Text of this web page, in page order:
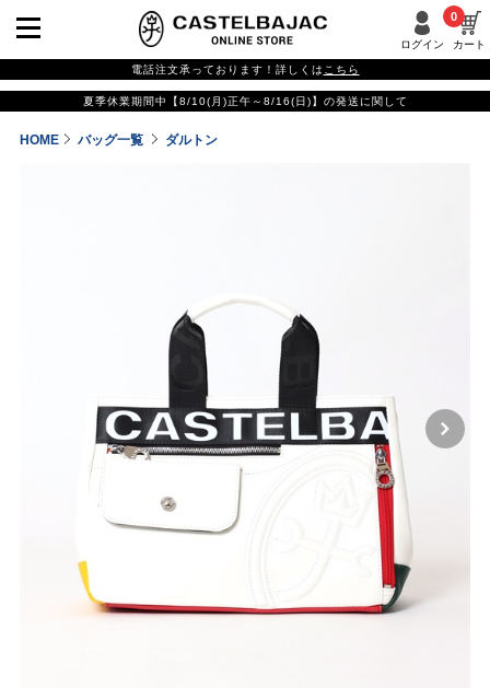
ログイン カート
0
電話注文承っております！詳しくは こちら
夏季休業期間中【8/10(月)正午～8/16(日)】の発送に関して
HOME バッグ一覧 ダルトン